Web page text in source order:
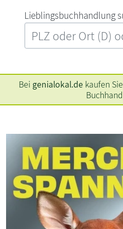
L‍i‍e‍b‍l‍i‍n‍g‍s‍b‍u‍c‍h‍h‍a‍n‍d‍l‍u‍n‍g‍
Bei genialokal.de kaufen